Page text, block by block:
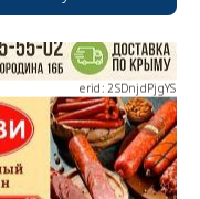
erid: 2SDnjdPjgYS